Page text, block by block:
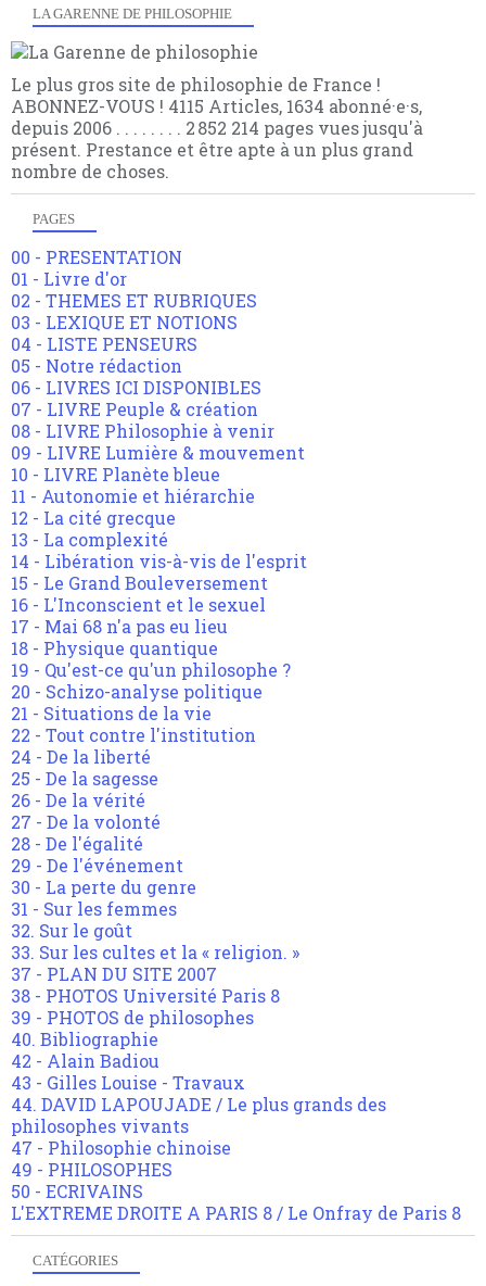
LA GARENNE DE PHILOSOPHIE
Le plus gros site de philosophie de France !
ABONNEZ-VOUS ! 4115 Articles, 1634 abonné·e·s,
depuis 2006 . . . . . . . . 2 852 214 pages vues jusqu'à
présent. Prestance et être apte à un plus grand
nombre de choses.
PAGES
00 - PRESENTATION
01 - Livre d'or
02 - THEMES ET RUBRIQUES
03 - LEXIQUE ET NOTIONS
04 - LISTE PENSEURS
05 - Notre rédaction
06 - LIVRES ICI DISPONIBLES
07 - LIVRE Peuple & création
08 - LIVRE Philosophie à venir
09 - LIVRE Lumière & mouvement
10 - LIVRE Planète bleue
11 - Autonomie et hiérarchie
12 - La cité grecque
13 - La complexité
14 - Libération vis-à-vis de l'esprit
15 - Le Grand Bouleversement
16 - L'Inconscient et le sexuel
17 - Mai 68 n'a pas eu lieu
18 - Physique quantique
19 - Qu'est-ce qu'un philosophe ?
20 - Schizo-analyse politique
21 - Situations de la vie
22 - Tout contre l'institution
24 - De la liberté
25 - De la sagesse
26 - De la vérité
27 - De la volonté
28 - De l'égalité
29 - De l'événement
30 - La perte du genre
31 - Sur les femmes
32. Sur le goût
33. Sur les cultes et la « religion. »
37 - PLAN DU SITE 2007
38 - PHOTOS Université Paris 8
39 - PHOTOS de philosophes
40. Bibliographie
42 - Alain Badiou
43 - Gilles Louise - Travaux
44. DAVID LAPOUJADE / Le plus grands des
philosophes vivants
47 - Philosophie chinoise
49 - PHILOSOPHES
50 - ECRIVAINS
L'EXTREME DROITE A PARIS 8 / Le Onfray de Paris 8
CATÉGORIES